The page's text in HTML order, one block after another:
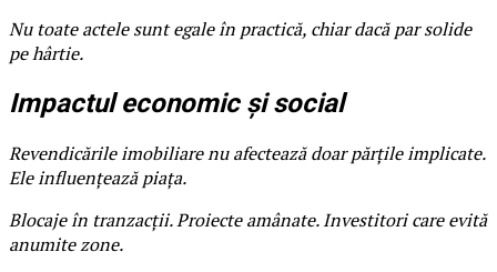
Nu toate actele sunt egale în practică, chiar dacă par solide
pe hârtie.
Impactul economic și social
Revendicările imobiliare nu afectează doar părțile implicate.
Ele influențează piața.
Blocaje în tranzacții. Proiecte amânate. Investitori care evită
anumite zone.